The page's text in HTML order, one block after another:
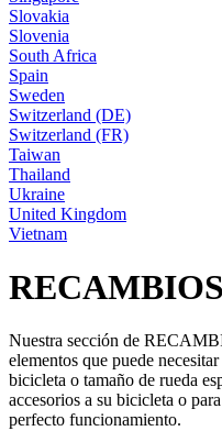
Slovakia
Slovenia
South Africa
Spain
Sweden
Switzerland (DE)
Switzerland (FR)
Taiwan
Thailand
Ukraine
United Kingdom
Vietnam
RECAMBIOS
Nuestra sección de
elementos que puede
bicicleta o tamaño de rueda
accesorios a su bicicleta o
perfecto funcionamiento.